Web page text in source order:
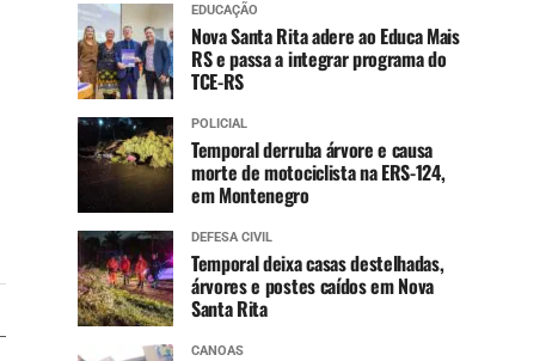
EDUCAÇÃO
Nova Santa Rita adere ao Educa Mais
RS e passa a integrar programa do
TCE-RS
POLICIAL
Temporal derruba árvore e causa
morte de motociclista na ERS-124,
em Montenegro
DEFESA CIVIL
Temporal deixa casas destelhadas,
árvores e postes caídos em Nova
Santa Rita
CANOAS